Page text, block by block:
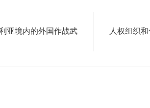
亚境内的外国作战武
人权组织